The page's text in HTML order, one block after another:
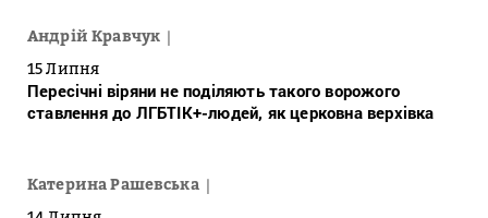
Андрій Кравчук
15 Липня
Пересічні віряни не поділяють такого ворожого
ставлення до ЛГБТІК+-людей, як церковна верхівка
Катерина Рашевська